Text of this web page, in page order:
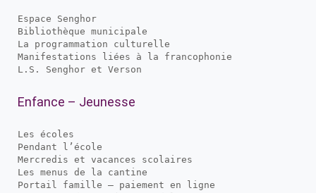
Espace Senghor
Bibliothèque municipale
La programmation culturelle
Manifestations liées à la francophonie
L.S. Senghor et Verson
Enfance – Jeunesse
Les écoles
Pendant l’école
Mercredis et vacances scolaires
Les menus de la cantine
Portail famille – paiement en ligne